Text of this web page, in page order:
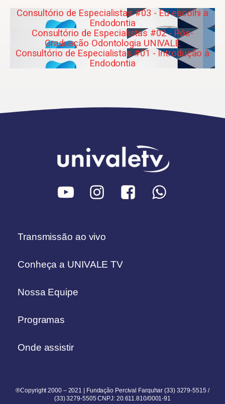
Consultório de Especialistas #03 - Eu escolhi a
Endodontia
Consultório de Especialistas #02 - Pós-
Graduação Odontologia UNIVALE
Consultório de Especialistas #01 - Introdução à
Endodontia
Transmissão ao vivo
Conheça a UNIVALE TV
Nossa Equipe
Programas
Onde assistir
®Copyright 2000 – 2021 | Fundação Percival Farquhar (33) 3279-5515 /
(33) 3279-5505 CNPJ: 20.611.810/0001-91